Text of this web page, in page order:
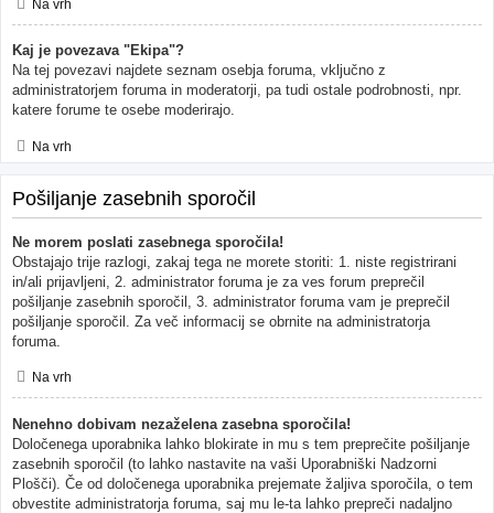
Na vrh
Kaj je povezava "Ekipa"?
Na tej povezavi najdete seznam osebja foruma, vključno z
administratorjem foruma in moderatorji, pa tudi ostale podrobnosti, npr.
katere forume te osebe moderirajo.
Na vrh
Pošiljanje zasebnih sporočil
Ne morem poslati zasebnega sporočila!
Obstajajo trije razlogi, zakaj tega ne morete storiti: 1. niste registrirani
in/ali prijavljeni, 2. administrator foruma je za ves forum preprečil
pošiljanje zasebnih sporočil, 3. administrator foruma vam je preprečil
pošiljanje sporočil. Za več informacij se obrnite na administratorja
foruma.
Na vrh
Nenehno dobivam nezaželena zasebna sporočila!
Določenega uporabnika lahko blokirate in mu s tem preprečite pošiljanje
zasebnih sporočil (to lahko nastavite na vaši Uporabniški Nadzorni
Plošči). Če od določenega uporabnika prejemate žaljiva sporočila, o tem
obvestite administratorja foruma, saj mu le-ta lahko prepreči nadaljno